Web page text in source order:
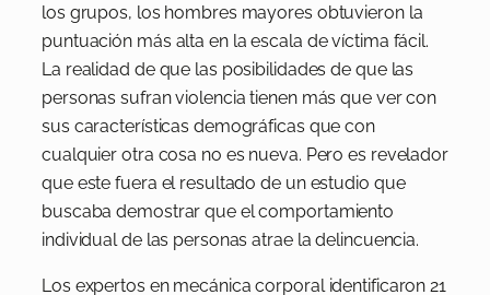
los grupos, los hombres mayores obtuvieron la
puntuación más alta en la escala de víctima fácil.
La realidad de que las posibilidades de que las
personas sufran violencia tienen más que ver con
sus características demográficas que con
cualquier otra cosa no es nueva. Pero es revelador
que este fuera el resultado de un estudio que
buscaba demostrar que el comportamiento
individual de las personas atrae la delincuencia.
Los expertos en mecánica corporal identificaron 21